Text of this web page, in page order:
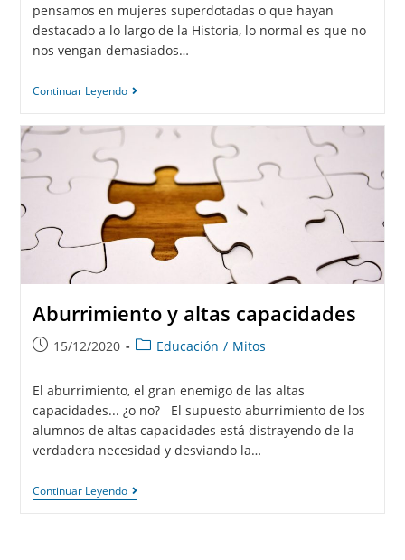
pensamos en mujeres superdotadas o que hayan
destacado a lo largo de la Historia, lo normal es que no
nos vengan demasiados…
Continuar Leyendo
Aburrimiento y altas capacidades
15/12/2020 Educación / Mitos
El aburrimiento, el gran enemigo de las altas
capacidades... ¿o no? El supuesto aburrimiento de los
alumnos de altas capacidades está distrayendo de la
verdadera necesidad y desviando la…
Continuar Leyendo